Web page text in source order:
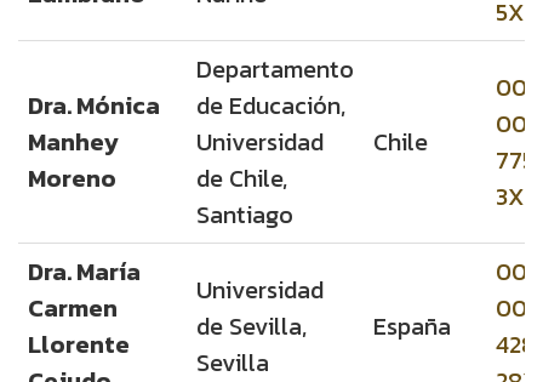
5X
Dra. Mónica
Manhey
Moreno
Departamento
de Educación,
Universidad
de Chile,
Santiago
Chile
3X
Dra. María
Carmen
Llorente
Universidad
de Sevilla,
Sevilla
España